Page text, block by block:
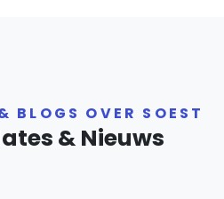
BLOGS OVER SOEST
& Nieuws